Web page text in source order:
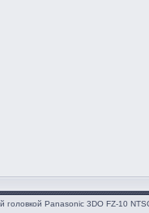
головкой Panasonic 3DO FZ-10